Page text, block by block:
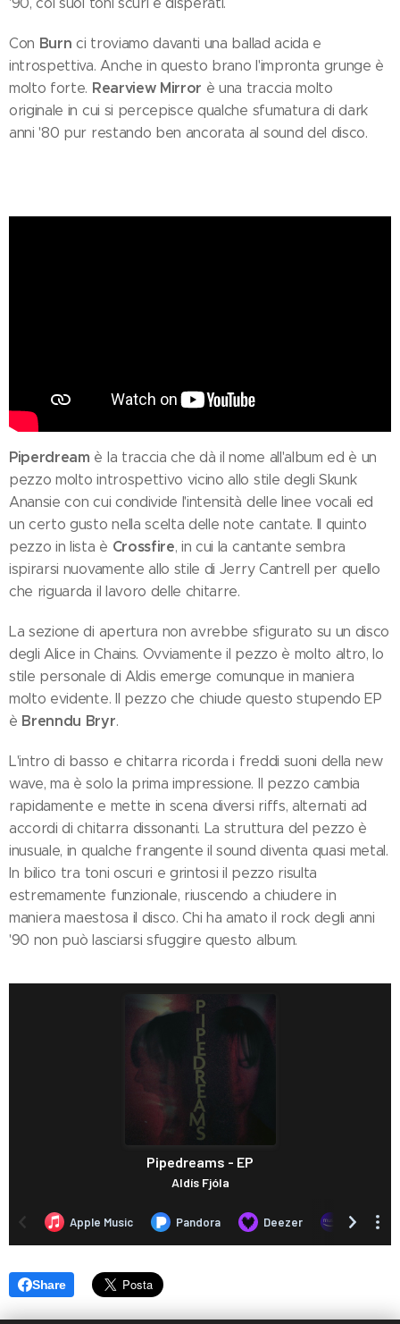
Con Burn ci troviamo davanti una ballad acida e
introspettiva. Anche in questo brano l'impronta grunge è
molto forte. Rearview Mirror è una traccia molto
originale in cui si percepisce qualche sfumatura di dark
anni '80 pur restando ben ancorata al sound del disco.
Piperdream è la traccia che dà il nome all'album ed è un
pezzo molto introspettivo vicino allo stile degli Skunk
Anansie con cui condivide l'intensità delle linee vocali ed
un certo gusto nella scelta delle note cantate. Il quinto
pezzo in lista è Crossfire, in cui la cantante sembra
ispirarsi nuovamente allo stile di Jerry Cantrell per quello
che riguarda il lavoro delle chitarre.
La sezione di apertura non avrebbe sfigurato su un disco
degli Alice in Chains. Ovviamente il pezzo è molto altro, lo
stile personale di Aldis emerge comunque in maniera
molto evidente. Il pezzo che chiude questo stupendo EP
è Brenndu Bryr.
L'intro di basso e chitarra ricorda i freddi suoni della new
wave, ma è solo la prima impressione. Il pezzo cambia
rapidamente e mette in scena diversi riffs, alternati ad
accordi di chitarra dissonanti. La struttura del pezzo è
inusuale, in qualche frangente il sound diventa quasi metal.
In bilico tra toni oscuri e grintosi il pezzo risulta
estremamente funzionale, riuscendo a chiudere in
maniera maestosa il disco. Chi ha amato il rock degli anni
'90 non può lasciarsi sfuggire questo album.
Share